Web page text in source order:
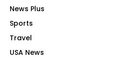
News Plus
Sports
Travel
USA News